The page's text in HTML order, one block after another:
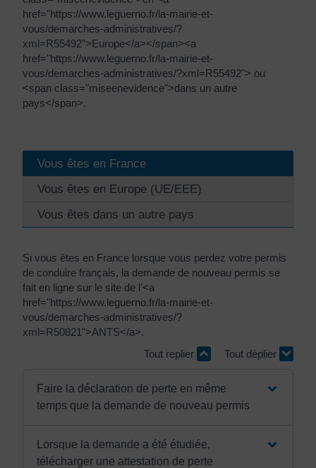
href="https://www.leguerno.fr/la-mairie-et-
vous/demarches-administratives/?
xml=R55492">Europe</a></span><a
href="https://www.leguerno.fr/la-mairie-et-
vous/demarches-administratives/?xml=R55492"> ou
<span class="miseenevidence">dans un autre
pays</span>.
Vous êtes en France
Vous êtes en Europe (UE/EEE)
Vous êtes dans un autre pays
Si vous êtes en France lorsque vous perdez votre permis
de conduire français, la demande de nouveau permis se
fait en ligne sur le site de l'<a
href="https://www.leguerno.fr/la-mairie-et-
vous/demarches-administratives/?
xml=R50821">ANTS</a>.
Tout replier
Tout déplier
Faire la déclaration de perte en même
temps que la demande de nouveau permis
Lorsque la demande a été étudiée,
télécharger une attestation de perte